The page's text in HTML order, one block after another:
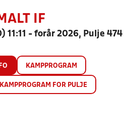
IF
11:11 - forår 2026, Pulje 474
KAMPPROGRAM
KAMPPROGRAM FOR PULJE